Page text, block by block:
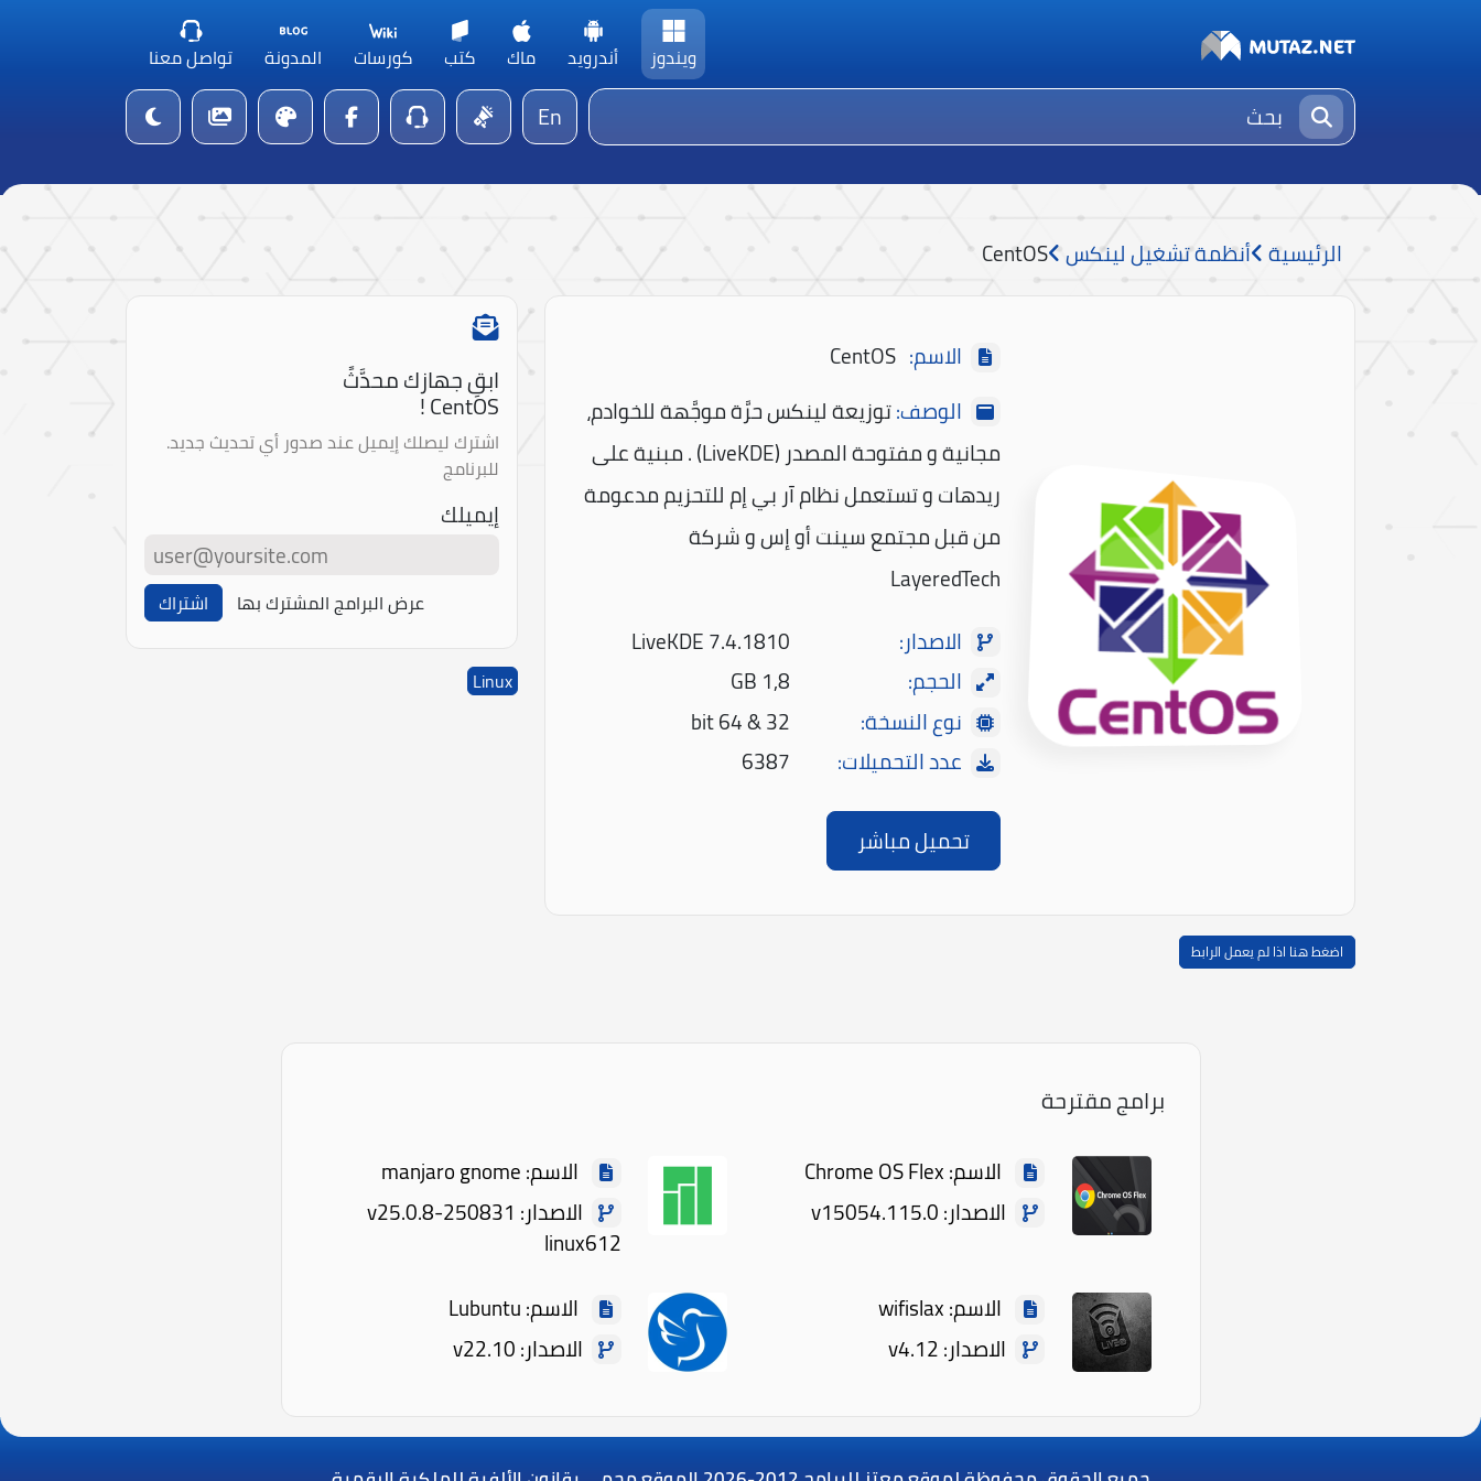
ويندوز أندرويد ماك كتب كورسات المدونة تواصل معنا
En
الرئيسية أنظمة تشغيل لينكس CentOS
الاسم: CentOS
الوصف:توزيعة لينكس حرَّة موجَّهة للخوادم،
مجانية و مفتوحة المصدر (LiveKDE) . مبنية على
ريدهات و تستعمل نظام آر بي إم للتحزيم مدعومة
من قبل مجتمع سينت أو إس و شركة
LayeredTech
الاصدار:
LiveKDE 7.4.1810
الحجم:
1,8 GB
نوع النسخة:
32 & 64 bit
عدد التحميلات:
6387
تحميل مباشر
اضغط هنا اذا لم يعمل الرابط
ابقِ جهازك محدَّثً
CentOS !
اشترك ليصلك إيميل عند صدور أي تحديث جديد.
للبرنامج
إيميلك
عرض البرامج المشترك بها اشتراك
Linux
برامج مقترحة
الاسم: Chrome OS Flex
الاصدار: v15054.115.0
الاسم: manjaro gnome
الاصدار: v25.0.8-250831
linux612
الاسم: wifislax
الاصدار: v4.12
الاسم: Lubuntu
الاصدار: v22.10